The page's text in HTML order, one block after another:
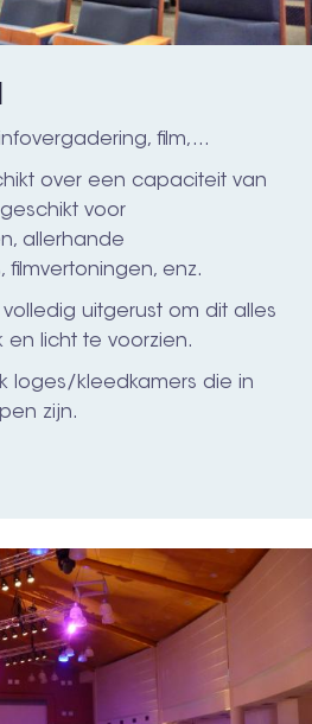
film,...
over een capaciteit van
voor
allerhande
enz.
uitgerust om dit alles
licht te voorzien.
loges/kleedkamers die in
zijn.